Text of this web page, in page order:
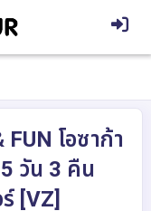
FUN โอซาก้า
5 วัน 3 คืน
[VZ]